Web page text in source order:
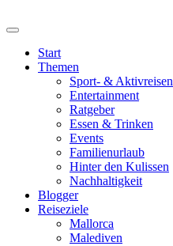
Start
Themen
Sport- & Aktivreisen
Entertainment
Ratgeber
Essen & Trinken
Events
Familienurlaub
Hinter den Kulissen
Nachhaltigkeit
Blogger
Reiseziele
Mallorca
Malediven